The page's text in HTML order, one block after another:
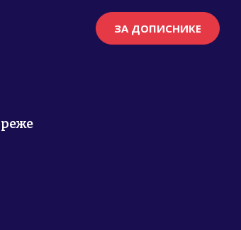
ЗА ДОПИСНИКЕ